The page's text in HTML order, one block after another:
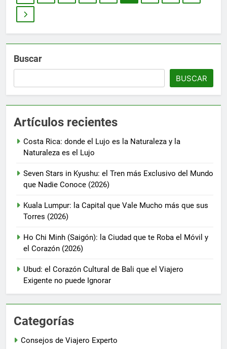
Buscar
BUSCAR
Artículos recientes
Costa Rica: donde el Lujo es la Naturaleza y la
Naturaleza es el Lujo
Seven Stars in Kyushu: el Tren más Exclusivo del Mundo
que Nadie Conoce (2026)
Kuala Lumpur: la Capital que Vale Mucho más que sus
Torres (2026)
Ho Chi Minh (Saigón): la Ciudad que te Roba el Móvil y
el Corazón (2026)
Ubud: el Corazón Cultural de Bali que el Viajero
Exigente no puede Ignorar
Categorías
Consejos de Viajero Experto